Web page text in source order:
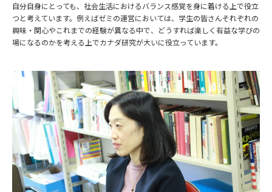
自分自身にとっても、社会生活におけるバランス感覚を身に着ける上で役立
つと考えています。例えばゼミの運営においては、学生の皆さんそれぞれの
興味・関心やこれまでの経験が異なる中で、どうすれば楽しく有益な学びの
場になるのかを考える上でカナダ研究が大いに役立っています。